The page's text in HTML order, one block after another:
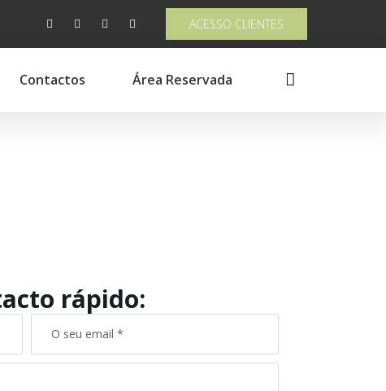
ACESSO CLIENTES
Contactos Área Reservada
rápido: